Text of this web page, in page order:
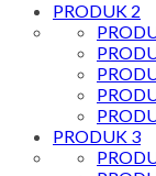
PRODUK 2
PRODUK 3